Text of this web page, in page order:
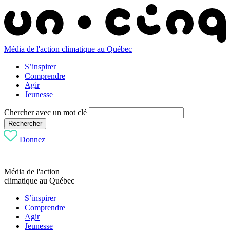
Média de l'action climatique au Québec
S’inspirer
Comprendre
Agir
Jeunesse
Chercher avec un mot clé
Rechercher
Donnez
Média de l'action
climatique au Québec
S’inspirer
Comprendre
Agir
Jeunesse